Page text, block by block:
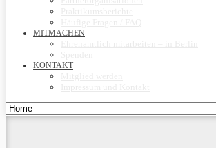
MITMACHEN
KONTAKT